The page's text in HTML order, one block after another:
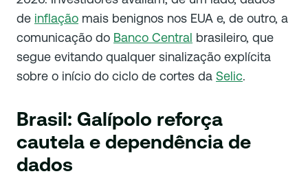
de inflação mais benignos nos EUA e, de outro, a
comunicação do Banco Central brasileiro, que
segue evitando qualquer sinalização explícita
sobre o início do ciclo de cortes da Selic.
Brasil: Galípolo reforça
cautela e dependência de
dados